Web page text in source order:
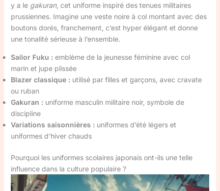
y a le gakuran, cet uniforme inspiré des tenues militaires
prussiennes. Imagine une veste noire à col montant avec des
boutons dorés, franchement, c’est hyper élégant et donne
une tonalité sérieuse à l’ensemble.
Sailor Fuku : emblème de la jeunesse féminine avec col
marin et jupe plissée
Blazer classique : utilisé par filles et garçons, avec cravate
ou ruban
Gakuran : uniforme masculin militaire noir, symbole de
discipline
Variations saisonnières : uniformes d’été légers et
uniformes d’hiver chauds
Pourquoi les uniformes scolaires japonais ont-ils une telle
influence dans la culture populaire ?